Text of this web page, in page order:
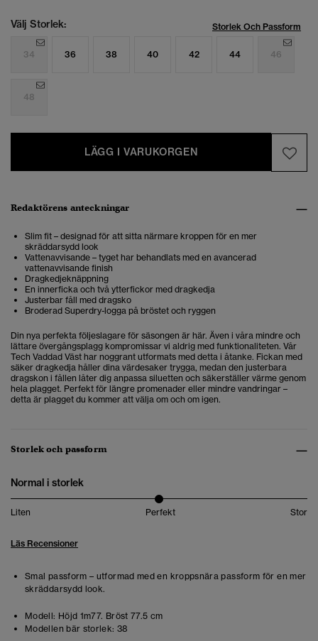
Välj Storlek: Storlek Och Passform
34 36 38 40 42 44 46
48
LÄGG I VARUKORGEN
Redaktörens anteckningar
Slim fit – designad för att sitta närmare kroppen för en mer
skräddarsydd look
Vattenavvisande – tyget har behandlats med en avancerad
vattenavvisande finish
Dragkedjeknäppning
En innerficka och två ytterfickor med dragkedja
Justerbar fåll med dragsko
Broderad Superdry-logga på bröstet och ryggen
Din nya perfekta följeslagare för säsongen är här. Även i våra mindre och
lättare övergångsplagg kompromissar vi aldrig med funktionaliteten. Vår
Tech Vaddad Väst har noggrant utformats med detta i åtanke. Fickan med
säker dragkedja håller dina värdesaker trygga, medan den justerbara
dragskon i fållen låter dig anpassa siluetten och säkerställer värme genom
hela plagget. Perfekt för längre promenader eller mindre vandringar –
detta är plagget du kommer att välja om och om igen.
Storlek och passform
Normal i storlek
Liten Perfekt Stor
Läs Recensioner
Smal passform – utformad med en kroppsnära passform för en mer
skräddarsydd look.
Modell: Höjd 1m77. Bröst 77.5 cm
Modellen bär storlek: 38